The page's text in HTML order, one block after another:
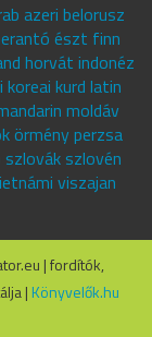
azeri belorusz
észt finn
horvát indonéz
koreai kurd latin
moldáv
örmény perzsa
szlovén
viszajan
| fordítók,
| Könyvelők.hu